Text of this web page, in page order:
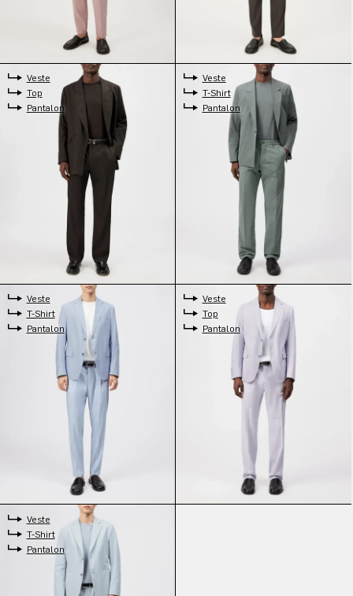
Veste
Top
Pantalon
Veste
T-Shirt
Pantalon
Veste
T-Shirt
Pantalon
Veste
Top
Pantalon
Veste
T-Shirt
Pantalon